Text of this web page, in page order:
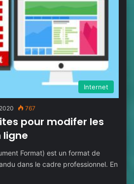
Internet
767
pour modifer les
ligne
Format) est un format de
dans le cadre professionnel. En